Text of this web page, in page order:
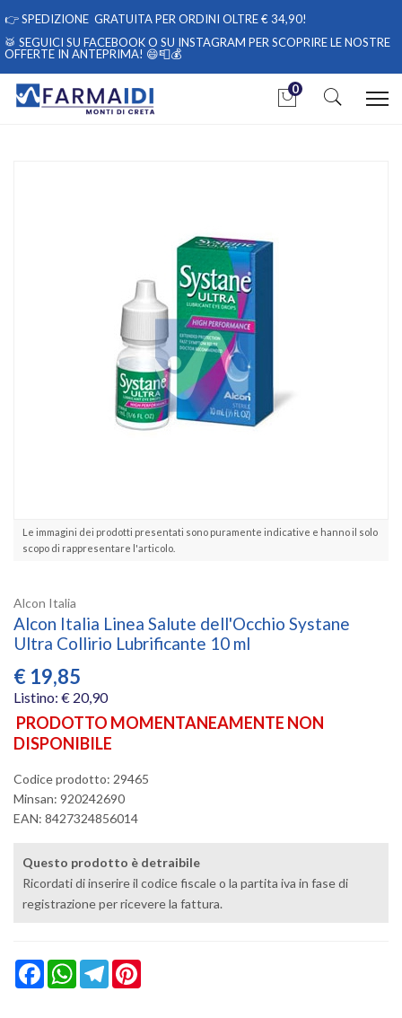
👉SPEDIZIONE GRATUITA PER ORDINI OLTRE € 34,90!
🥁 SEGUICI SU FACEBOOKO SU INSTAGRAM PER SCOPRIRE LE NOSTRE
OFFERTE IN ANTEPRIMA! 😄📮💰
0
Le immagini dei prodotti presentati sono puramente indicative e hanno il solo
scopo di rappresentare l'articolo.
Alcon Italia
Alcon Italia Linea Salute dell'Occhio Systane
Ultra Collirio Lubrificante 10 ml
€ 19,85
Listino: € 20,90
PRODOTTO MOMENTANEAMENTE NON
DISPONIBILE
Codice prodotto: 29465
Minsan: 920242690
EAN: 8427324856014
Questo prodotto è detraibile
Ricordati di inserire il codice fiscale o la partita iva in fase di
registrazione per ricevere la fattura.
FacebookWhatsAppTelegram